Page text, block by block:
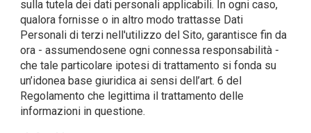
sulla tutela dei dati personali applicabili. In ogni caso,
qualora fornisse o in altro modo trattasse Dati
Personali di terzi nell'utilizzo del Sito, garantisce fin da
ora - assumendosene ogni connessa responsabilità -
che tale particolare ipotesi di trattamento si fonda su
un’idonea base giuridica ai sensi dell’art. 6 del
Regolamento che legittima il trattamento delle
informazioni in questione.